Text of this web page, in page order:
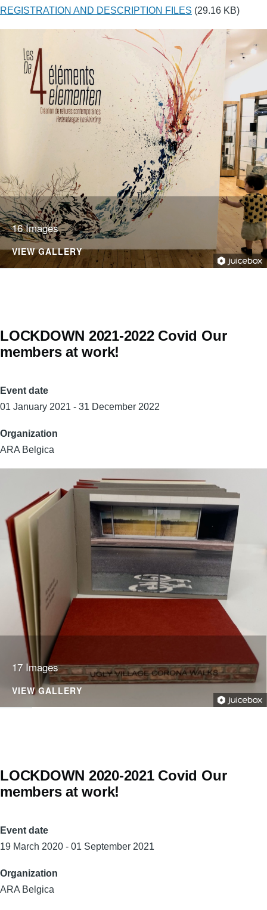
REGISTRATION AND DESCRIPTION FILES (29.16 KB)
16 Images
VIEW GALLERY
LOCKDOWN 2021-2022 Covid Our
members at work!
Event date
01 January 2021 - 31 December 2022
Organization
ARA Belgica
17 Images
VIEW GALLERY
LOCKDOWN 2020-2021 Covid Our
members at work!
Event date
19 March 2020 - 01 September 2021
Organization
ARA Belgica